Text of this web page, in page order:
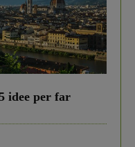
idee per far